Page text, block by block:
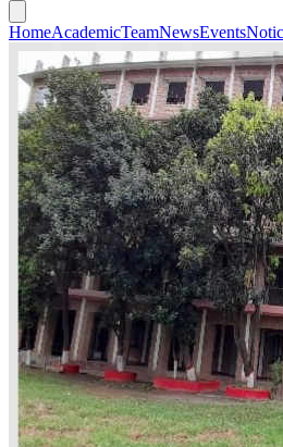
HomeAcademicTeamNewsEvents